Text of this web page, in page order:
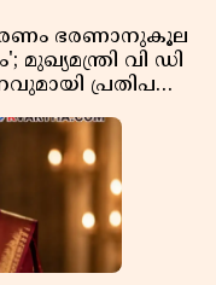
മരണം ഭരണാനുകൂല
വി ഡി
പ്രതിപക്ഷ